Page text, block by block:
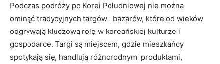
Podczas podróży po‌ Korei Południowej nie można​
ominąć tradycyjnych ​targów i bazarów,‍ które​ od ‌wieków
odgrywają ⁤kluczową rolę w koreańskiej ‍kulturze i
gospodarce. Targi są miejscem, gdzie mieszkańcy
‍spotykają się, ‍handlują ‌różnorodnymi produktami,